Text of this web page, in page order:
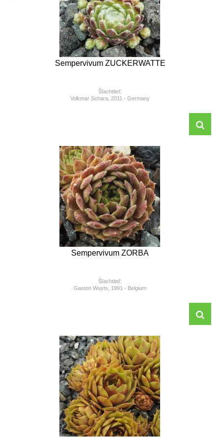
Sempervivum ZUCKERWATTE
Šľachtiteľ:
Volkmar Schara, 2011 - Germany
Sempervivum ZORBA
Šľachtiteľ:
Gaston Wuyts, 1991 - Belgium